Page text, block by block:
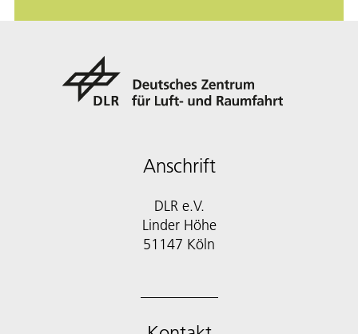
Anschrift
DLR e.V.
Linder Höhe
51147 Köln